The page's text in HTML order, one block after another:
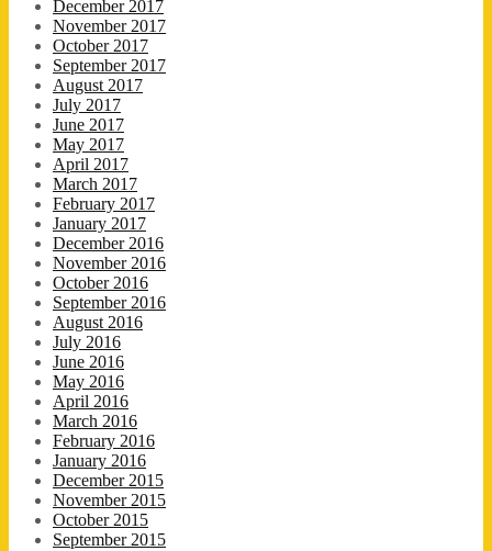
December 2017
November 2017
October 2017
September 2017
August 2017
July 2017
June 2017
May 2017
April 2017
March 2017
February 2017
January 2017
December 2016
November 2016
October 2016
September 2016
August 2016
July 2016
June 2016
May 2016
April 2016
March 2016
February 2016
January 2016
December 2015
November 2015
October 2015
September 2015